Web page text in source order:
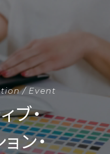
/ Event
ブ・
ン・